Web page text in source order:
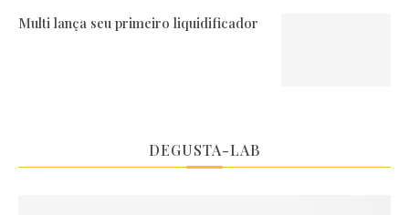
Multi lança seu primeiro liquidificador
DEGUSTA-LAB